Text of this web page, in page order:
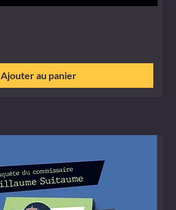
Ajouter au panier